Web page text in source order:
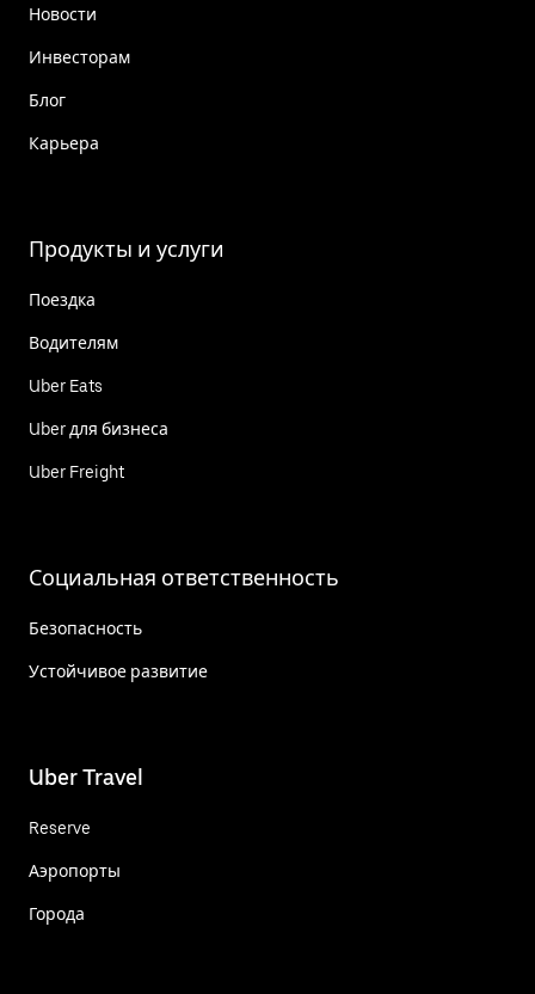
Новости
Инвесторам
Блог
Карьера
Продукты и услуги
Поездка
Водителям
Uber Eats
Uber для бизнеса
Uber Freight
Социальная ответственность
Безопасность
Устойчивое развитие
Uber Travel
Reserve
Аэропорты
Города